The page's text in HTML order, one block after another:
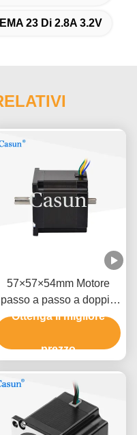
23 Di 2.8A 3.2V
57×57×54mm Motore
passo a passo a doppio
albero 1.0A 0.9N.m
di precisione
Ottenga il migliore
prezzo